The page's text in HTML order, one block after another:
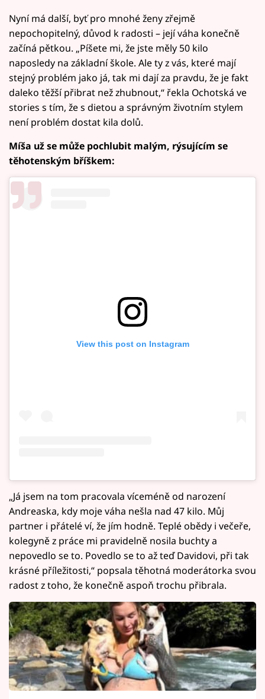
Nyní má další, byť pro mnohé ženy zřejmě
nepochopitelný, důvod k radosti – její váha konečně
začíná pětkou. „Píšete mi, že jste měly 50 kilo
naposledy na základní škole. Ale ty z vás, které mají
stejný problém jako já, tak mi dají za pravdu, že je fakt
daleko těžší přibrat než zhubnout,“ řekla Ochotská ve
stories s tím, že s dietou a správným životním stylem
není problém dostat kila dolů.
Míša už se může pochlubit malým, rýsujícím se
těhotenským bříškem:
View this post on Instagram
„Já jsem na tom pracovala víceméně od narození
Andreaska, kdy moje váha nešla nad 47 kilo. Můj
partner i přátelé ví, že jím hodně. Teplé obědy i večeře,
kolegyně z práce mi pravidelně nosila buchty a
nepovedlo se to. Povedlo se to až teď Davidovi, při tak
krásné příležitosti,“ popsala těhotná moderátorka svou
radost z toho, že konečně aspoň trochu přibrala.